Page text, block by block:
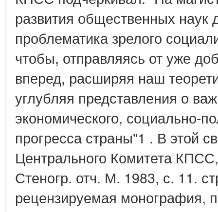
развития общественных наук
проблематика зрелого
чтобы, отправляясь от уже
вперед, расширяя наш
углубляя представления о
экономического, социально-
прогресса страны"1 . В этой
Центрального Комитета
Стеногр. отч. М. 1983, с. 11.
рецензируемая монография,